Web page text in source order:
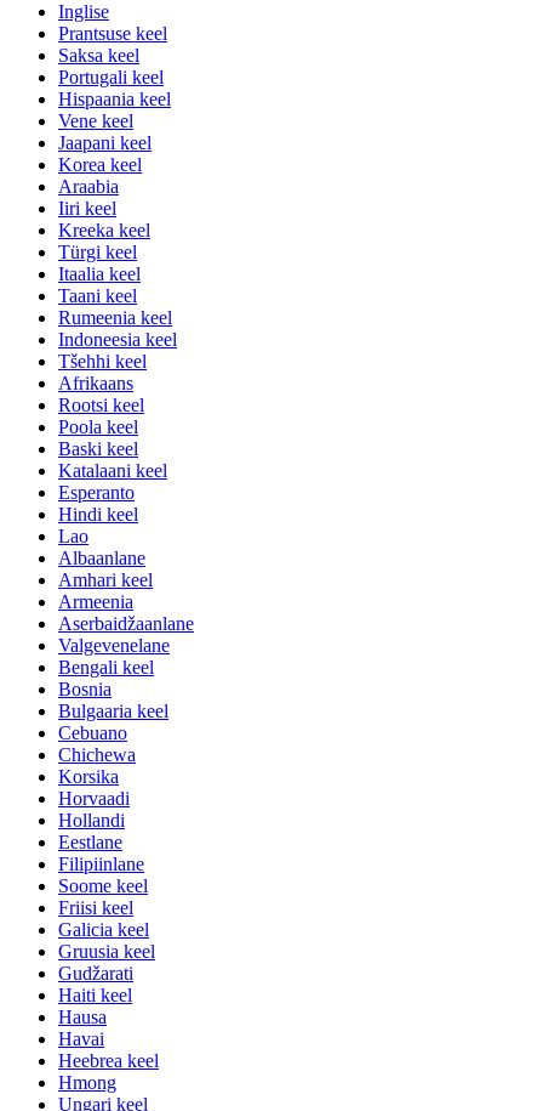
Inglise
Prantsuse keel
Saksa keel
Portugali keel
Hispaania keel
Vene keel
Jaapani keel
Korea keel
Araabia
Iiri keel
Kreeka keel
Türgi keel
Itaalia keel
Taani keel
Rumeenia keel
Indoneesia keel
Tšehhi keel
Afrikaans
Rootsi keel
Poola keel
Baski keel
Katalaani keel
Esperanto
Hindi keel
Lao
Albaanlane
Amhari keel
Armeenia
Aserbaidžaanlane
Valgevenelane
Bengali keel
Bosnia
Bulgaaria keel
Cebuano
Chichewa
Korsika
Horvaadi
Hollandi
Eestlane
Filipiinlane
Soome keel
Friisi keel
Galicia keel
Gruusia keel
Gudžarati
Haiti keel
Hausa
Havai
Heebrea keel
Hmong
Ungari keel